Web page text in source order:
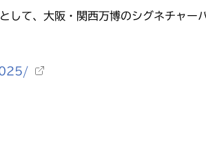
して、大阪・関西万博のシグネチャ